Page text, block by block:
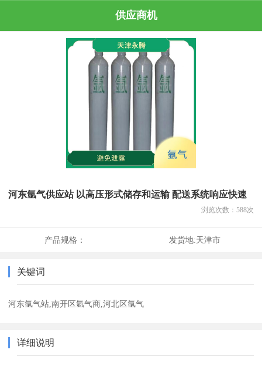
供应商机
河东氩气供应站 以高压形式储存和运输 配送系统响应快速
浏览次数： 588次
产品规格： 发货地:天津市
关键词
河东氩气站,南开区氩气商,河北区氩气
详细说明